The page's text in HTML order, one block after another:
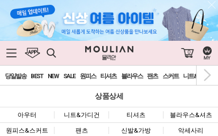
0
당일발송 BEST NEW SALE 원피스 티셔츠 블라우스 팬츠 스커트 니트&가디건
상품상세
아우터 니트&가디건 티셔츠 블라우스&셔츠
원피스&스커트 팬츠 신발&가방 악세사리